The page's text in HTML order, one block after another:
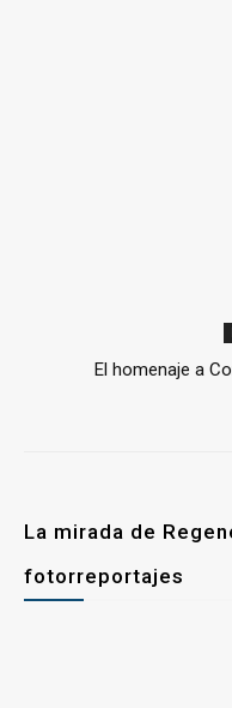
El homenaje a
La mirada de
fotorreportajes